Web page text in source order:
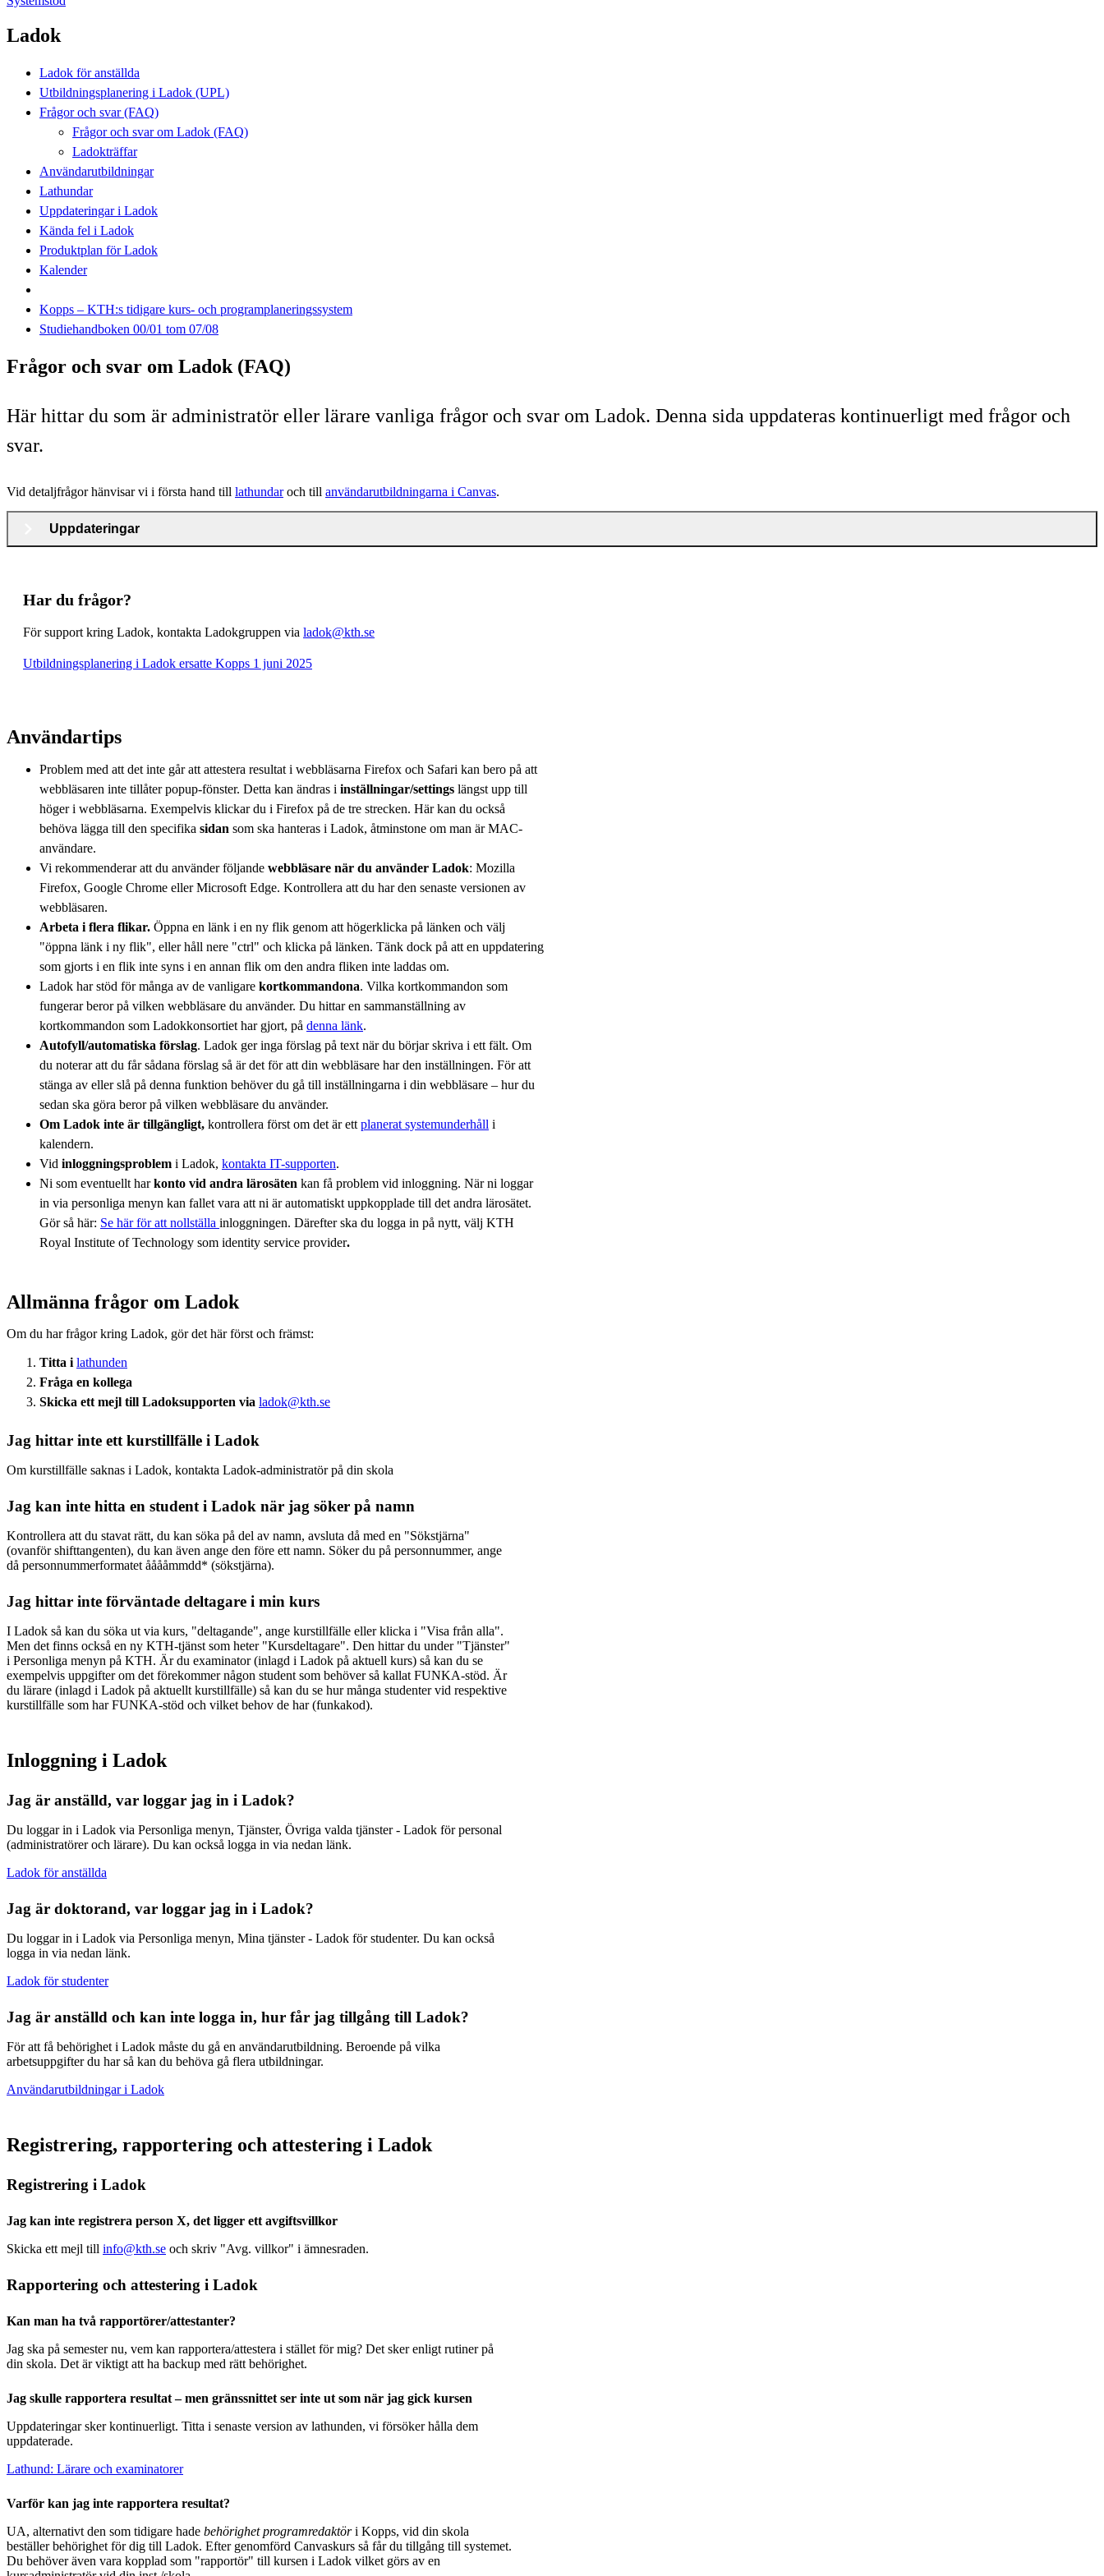
Ladok
Ladok för anställda
Utbildningsplanering i Ladok (UPL)
Frågor och svar (FAQ)
Frågor och svar om Ladok (FAQ)
Ladokträffar
Användarutbildningar
Lathundar
Uppdateringar i Ladok
Kända fel i Ladok
Produktplan för Ladok
Kalender
Kopps – KTH:s tidigare kurs- och programplaneringssystem
Studiehandboken 00/01 tom 07/08
Frågor och svar om Ladok (FAQ)
Här hittar du som är administratör eller lärare vanliga frågor och svar om Ladok. Denna sida uppdateras kontinuerligt med frågor och
svar.
Vid detaljfrågor hänvisar vi i första hand till lathundaroch till användarutbildningarna i Canvas.
Uppdateringar
Har du frågor?
För support kring Ladok, kontakta Ladokgruppen via ladok@kth.se
Utbildningsplanering i Ladok ersatte Kopps 1 juni 2025
Användartips
Problem med att det inte går att attestera resultat i webbläsarna Firefox och Safari kan bero på att
webbläsaren inte tillåter popup-fönster. Detta kan ändras i inställningar/settings längst upp till
höger i webbläsarna. Exempelvis klickar du i Firefox på de tre strecken. Här kan du också
behöva lägga till den specifika sidan som ska hanteras i Ladok, åtminstone om man är MAC-
användare.
Vi rekommenderar att du använder följande webbläsare när du använder Ladok: Mozilla
Firefox, Google Chrome eller Microsoft Edge. Kontrollera att du har den senaste versionen av
webbläsaren.
Arbeta i flera flikar. Öppna en länk i en ny flik genom att högerklicka på länken och välj
"öppna länk i ny flik", eller håll nere "ctrl" och klicka på länken. Tänk dock på att en uppdatering
som gjorts i en flik inte syns i en annan flik om den andra fliken inte laddas om.
Ladok har stöd för många av de vanligare kortkommandona. Vilka kortkommandon som
fungerar beror på vilken webbläsare du använder. Du hittar en sammanställning av
kortkommandon som Ladokkonsortiet har gjort, på denna länk.
Autofyll/automatiska förslag. Ladok ger inga förslag på text när du börjar skriva i ett fält. Om
du noterar att du får sådana förslag så är det för att din webbläsare har den inställningen. För att
stänga av eller slå på denna funktion behöver du gå till inställningarna i din webbläsare – hur du
sedan ska göra beror på vilken webbläsare du använder.
Om Ladok inte är tillgängligt, kontrollera först om det är ett planerat systemunderhåll i
kalendern.
Vid inloggningsproblem i Ladok, kontakta IT-supporten.
Ni som eventuellt harkonto vid andra lärosäten kan få problem vid inloggning. När ni loggar
in via personliga menyn kan fallet vara att ni är automatiskt uppkopplade till det andra lärosätet.
Gör så här: Se här för att nollställa inloggningen. Därefter ska du logga in på nytt, välj KTH
Royal Institute of Technology som identity service provider.
Allmänna frågor om Ladok
Om du har frågor kring Ladok, gör det här först och främst:
Titta i lathunden
Fråga en kollega
Skicka ett mejl till Ladoksupporten via ladok@kth.se
Jag hittar inte ett kurstillfälle i Ladok
Om kurstillfälle saknas i Ladok, kontakta Ladok-administratör på din skola
Jag kan inte hitta en student i Ladok när jag söker på namn
Kontrollera att du stavat rätt, du kan söka på del av namn, avsluta då med en "Sökstjärna"
(ovanför shifttangenten), du kan även ange den före ett namn. Söker du på personnummer, ange
då personnummerformatet ååååmmdd* (sökstjärna).
Jag hittar inte förväntade deltagare i min kurs
I Ladok så kan du söka ut via kurs, "deltagande", ange kurstillfälle eller klicka i "Visa från alla".
Men det finns också en ny KTH-tjänst som heter "Kursdeltagare". Den hittar du under "Tjänster"
i Personliga menyn på KTH. Är du examinator (inlagd i Ladok på aktuell kurs) så kan du se
exempelvis uppgifter om det förekommer någon student som behöver så kallat FUNKA-stöd. Är
du lärare (inlagd i Ladok på aktuellt kurstillfälle) så kan du se hur många studenter vid respektive
kurstillfälle som har FUNKA-stöd och vilket behov de har (funkakod).
Inloggning i Ladok
Jag är anställd, var loggar jag in i Ladok?
Du loggar in i Ladok via Personliga menyn, Tjänster, Övriga valda tjänster - Ladok för personal
(administratörer och lärare). Du kan också logga in via nedan länk.
Ladok för anställda
Jag är doktorand, var loggar jag in i Ladok?
Du loggar in i Ladok via Personliga menyn, Mina tjänster - Ladok för studenter. Du kan också
logga in via nedan länk.
Ladok för studenter
Jag är anställd och kan inte logga in, hur får jag tillgång till Ladok?
För att få behörighet i Ladok måste du gå en användarutbildning. Beroende på vilka
arbetsuppgifter du har så kan du behöva gå flera utbildningar.
Användarutbildningar i Ladok
Registrering, rapportering och attestering i Ladok
Registrering i Ladok
Jag kan inte registrera person X, det ligger ett avgiftsvillkor
Skicka ett mejl till info@kth.se och skriv "Avg. villkor" i ämnesraden.
Rapportering och attestering i Ladok
Kan man ha två rapportörer/attestanter?
Jag ska på semester nu, vem kan rapportera/attestera i stället för mig? Det sker enligt rutiner på
din skola. Det är viktigt att ha backup med rätt behörighet.
Jag skulle rapportera resultat – men gränssnittet ser inte ut som när jag gick kursen
Uppdateringar sker kontinuerligt. Titta i senaste version av lathunden, vi försöker hålla dem
uppdaterade.
Lathund: Lärare och examinatorer
Varför kan jag inte rapportera resultat?
UA, alternativt den som tidigare hade behörighet programredaktöri Kopps, vid din skola
beställer behörighet för dig till Ladok. Efter genomförd Canvaskurs så får du tillgång till systemet.
Du behöver även vara kopplad som "rapportör" till kursen i Ladok vilket görs av en